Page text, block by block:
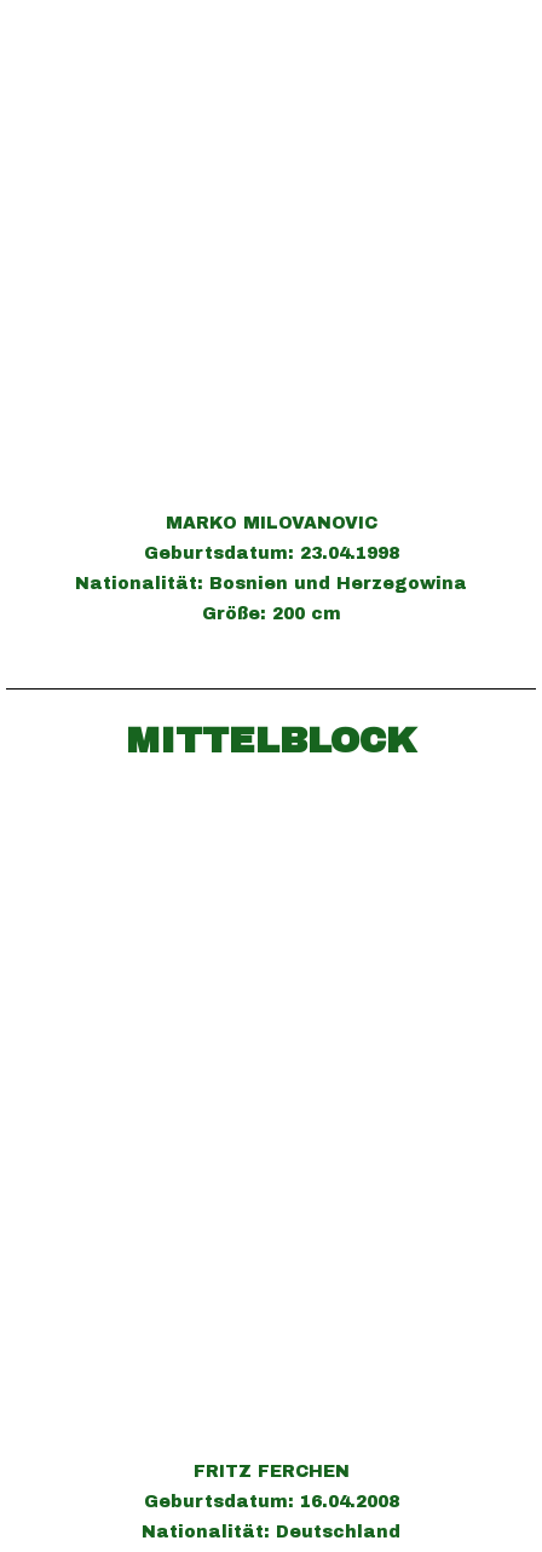
MARKO MILOVANOVIC
Geburtsdatum: 23.04.1998
Nationalität: Bosnien und Herzegowina
Größe: 200 cm
MITTELBLOCK
FRITZ FERCHEN
Geburtsdatum: 16.04.2008
Nationalität: Deutschland